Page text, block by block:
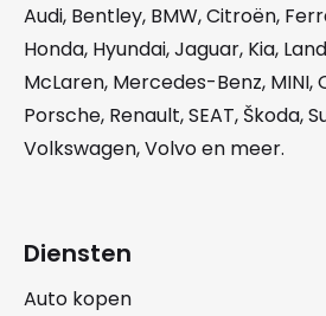
Audi, Bentley, BMW,Citroën,
Honda, Hyundai,Jaguar, Kia,
McLaren, Mercedes-Benz, MINI,
Porsche, Renault,SEAT, Škoda,
Volkswagen,Volvoen meer.
Diensten
Auto kopen